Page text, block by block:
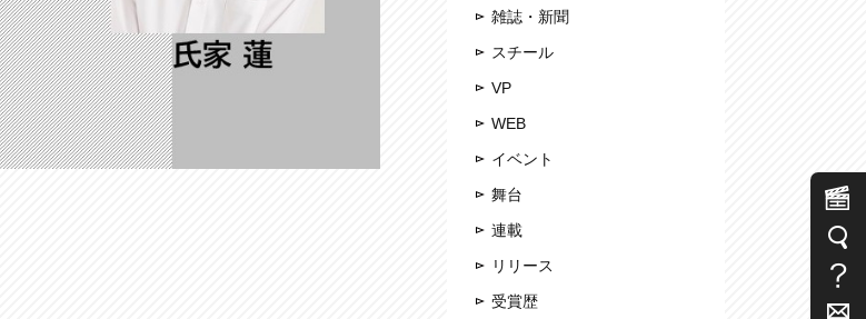
雑誌・新聞
スチール
VP
WEB
イベント
舞台
連載
リリース
受賞歴